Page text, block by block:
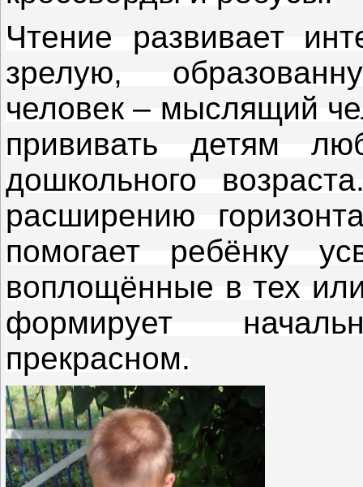
Чтение развивает
зрелую,
человек – мыслящий
прививать детям
дошкольного
расширению
помогает ребёнку
воплощённые в тех
формирует
прекрасном.